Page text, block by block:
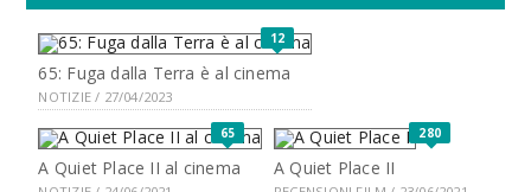
12
65: Fuga dalla Terra è al cinema
NOTIZIE / 27/04/2023
65
A Quiet Place II al cinema
280
A Quiet Place II